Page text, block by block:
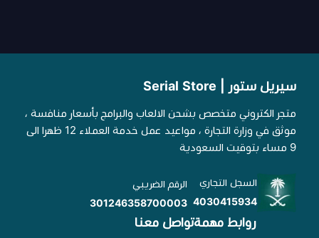
سيريل ستور | Serial Store
متجر الكتروني متخصص بشحن الالعاب والبرامج بأسعار منافسة ،
موثق في وزارة التجارة ، مواعيد عمل خدمة العملاء 12 ظهرا الى
9 مساء بتوقيت السعودية
السجل التجاري
4030415934
الرقم الضريبي
301246358700003
روابط مهمةتواصل معنا